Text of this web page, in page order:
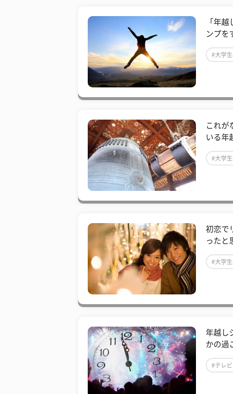
「年
ンプを
#大学
これが
いる年
#大学
初恋で
ったと
#大学
年越し
かの過
#テレビ